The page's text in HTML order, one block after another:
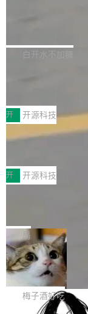
个主 agent 循环，
库，并将作为
MPComm将作为一
ENT，实现零拷贝传
传输性能最高提升5
于自研UCL-Engine
持续开源更多基于
件。 腾讯网平团队
个独立于业务线程
白开水不加糖
型案例入选名单》，
开源 AI 编程平台
创新与落地成效成功
助力企业AI研发安
经开始引入 AI
型或企业内部部署
Coding 从个人辅助
级应用，企业在规
可控性和代码质量
安全与合规要求。
有云模型能够满足
但对于金融、能源
开 开源科技
深信服AI算力网关
前不久，工业和信
智能应用典型案例
各领域的应用成果
产品应用、支撑保
AI算力网关（AI创
各业的Agent走向规
渐丰富，用户关注
让AI用起来，还要
Token花在哪里、算
续增长的AI成本该
正是围绕这些实际
开 开源科技
Jeff Dean 离开
束，一个实验室的
Google 员工编号
Bigtable 作者之一
Gemini 的架构师。
ean 在 Google 工作
不是一个人走。一
wat（Google 员工
年的编程搭档，
局
🔥 SolonCode
字体可调、22 种
打开终端就能上岗
把「看得清、用母
齐。 SolonCode
梅子酒好吃